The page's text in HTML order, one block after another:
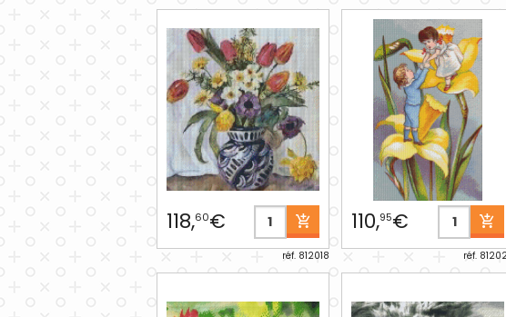
118,60€
réf. 812018
110,95€
réf.